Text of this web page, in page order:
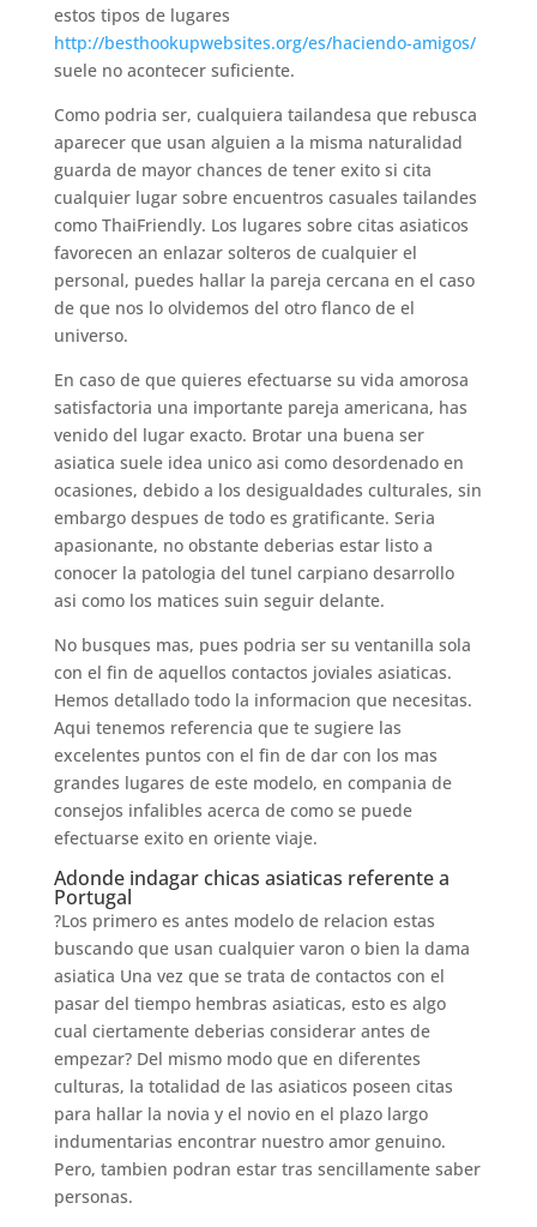
estos tipos de lugares
http://besthookupwebsites.org/es/haciendo-amigos/
suele no acontecer suficiente.
Como podri­a ser, cualquiera tailandesa que rebusca
aparecer que usan alguien a la misma naturalidad
guarda de mayor chances de tener exito si cita
cualquier lugar sobre encuentros casuales tailandes
como ThaiFriendly. Los lugares sobre citas asiaticos
favorecen an enlazar solteros de cualquier el
personal, puedes hallar la pareja cercana en el caso
de que nos lo olvidemos del otro flanco de el
universo.
En caso de que quieres efectuarse su vida amorosa
satisfactoria una importante pareja americana, has
venido del lugar exacto. Brotar una buena ser
asiatica suele idea unico asi­ como desordenado en
ocasiones, debido a los desigualdades culturales, sin
embargo despues de todo es gratificante. Seri­a
apasionante, no obstante deberias estar listo a
conocer la patologi­a del tunel carpiano desarrollo
asi­ como los matices suin seguir delante.
No busques mas, pues podria ser su ventanilla sola
con el fin de aquellos contactos joviales asiaticas.
Hemos detallado todo la informacion que necesitas.
Aqui tenemos referencia que te sugiere las
excelentes puntos con el fin de dar con los mas
grandes lugares de este modelo, en compania de
consejos infalibles acerca de como se puede
efectuarse exito en oriente viaje.
Adonde indagar chicas asiaticas referente a
Portugal
?Los primero es antes modelo de relacion estas
buscando que usan cualquier varon o bien la dama
asiatica Una vez que se trata de contactos con el
pasar del tiempo hembras asiaticas, esto es algo
cual ciertamente deberias considerar antes de
empezar? Del mismo modo que en diferentes
culturas, la totalidad de las asiaticos poseen citas
para hallar la novia y el novio en el plazo largo
indumentarias encontrar nuestro amor genuino.
Pero, tambien podran estar tras sencillamente saber
personas.